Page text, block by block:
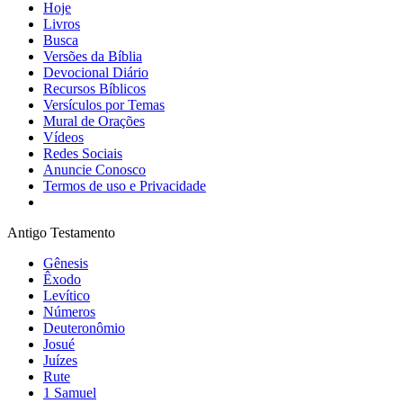
Hoje
Livros
Busca
Versões da Bíblia
Devocional Diário
Recursos Bíblicos
Versículos por Temas
Mural de Orações
Vídeos
Redes Sociais
Anuncie Conosco
Termos de uso e Privacidade
Antigo Testamento
Gênesis
Êxodo
Levítico
Números
Deuteronômio
Josué
Juízes
Rute
1 Samuel